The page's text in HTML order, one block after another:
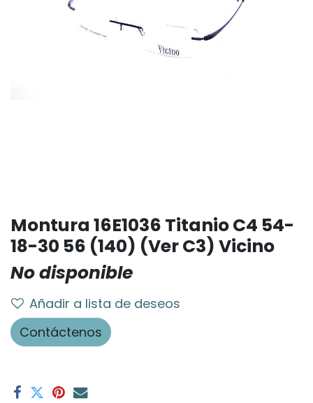
Montura 16E1036 Titanio C4 54-
18-30 56 (140) (Ver C3) Vicino
No disponible
Añadir a lista de deseos
Contáctenos